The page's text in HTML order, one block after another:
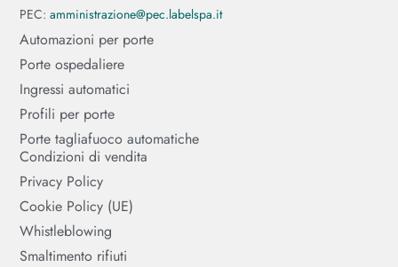
PEC:amministrazione@pec.labelspa.it
Automazioni per porte
Porte ospedaliere
Ingressi automatici
Profili per porte
Porte tagliafuoco automatiche
Condizioni di vendita
Privacy Policy
Cookie Policy (UE)
Whistleblowing
Smaltimento rifiuti